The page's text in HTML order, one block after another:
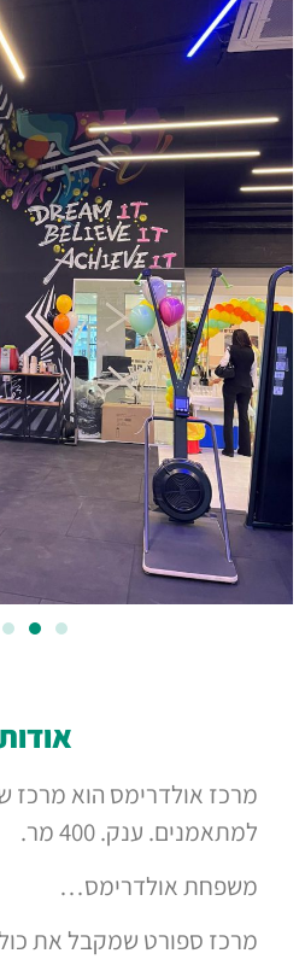
מרכז אולדרימס הוא מרכז
למתאמנים. ענק. 400 מר.
משפחת אולדרימס…
מרכז ספורט שמקבל את